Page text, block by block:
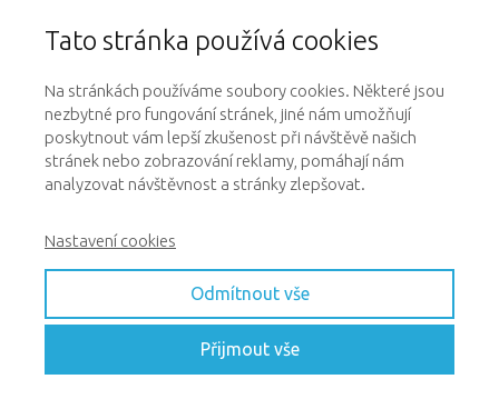
vám obnovit heslo, přes tlačítko výše,
kontaktujte nás nadotazy@onlinepsiskola.cz
Tato stránka používá cookies
Na stránkách používáme soubory cookies. Některé jsou
nezbytné pro fungování stránek, jiné nám umožňují
poskytnout vám lepší zkušenost při návštěvě našich
stránek nebo zobrazování reklamy, pomáhají nám
analyzovat návštěvnost a stránky zlepšovat.
Nastavení cookies
Odmítnout vše
Přijmout vše